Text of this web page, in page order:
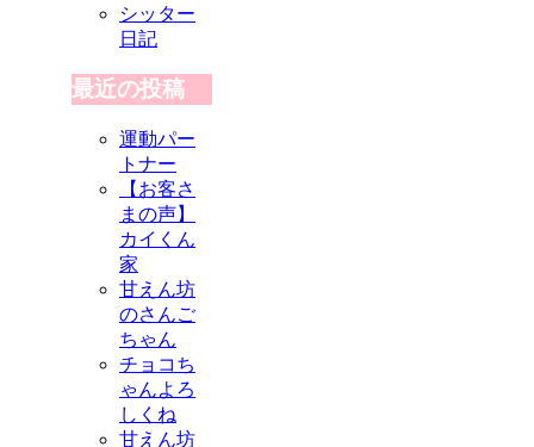
シッター
日記
最近の投稿
運動パー
トナー
【お客さ
まの声】
カイくん
家
甘えん坊
のさんご
ちゃん
チョコち
ゃんよろ
しくね
甘えん坊